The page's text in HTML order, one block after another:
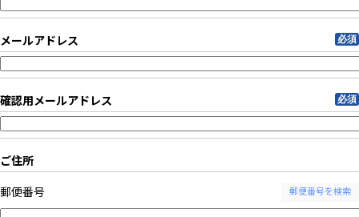
必須
メールアドレス
必須
確認用メールアドレス
ご住所
郵便番号 郵便番号を検索